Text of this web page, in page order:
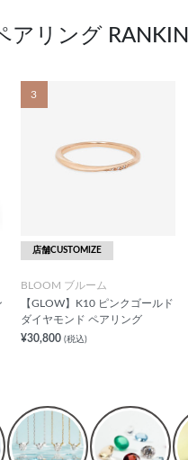
アリング
3
店舗CUSTOMIZE
BLOOM ブルーム
【GLOW】K10 ピンクゴールド
ダイヤモンド ペアリング
¥30,800 (税込)